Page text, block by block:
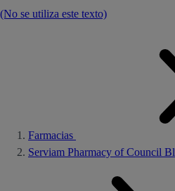
(No se utiliza este texto)
Farmacias
Serviam Pharmacy of Council Bl